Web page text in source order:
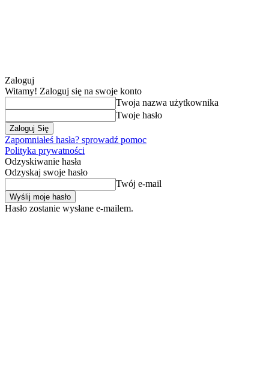
Zaloguj
Witamy! Zaloguj się na swoje konto
Twoja nazwa użytkownika
Twoje hasło
Zapomniałeś hasła? sprowadź pomoc
Polityka prywatności
Odzyskiwanie hasła
Odzyskaj swoje hasło
Twój e-mail
Hasło zostanie wysłane e-mailem.